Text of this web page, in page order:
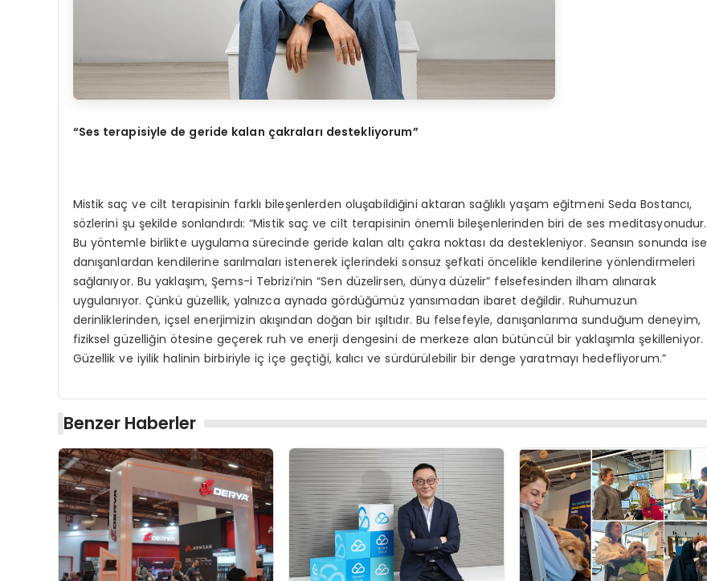
“Ses terapisiyle de geride kalan çakraları destekliyorum”
Mistik saç ve cilt terapisinin farklı bileşenlerden oluşabildiğini aktaran sağlıklı yaşam eğitmeni Seda Bostancı,
sözlerini şu şekilde sonlandırdı: “Mistik saç ve cilt terapisinin önemli bileşenlerinden biri de ses meditasyonudur.
Bu yöntemle birlikte uygulama sürecinde geride kalan altı çakra noktası da destekleniyor. Seansın sonunda ise
danışanlardan kendilerine sarılmaları istenerek içlerindeki sonsuz şefkati öncelikle kendilerine yönlendirmeleri
sağlanıyor. Bu yaklaşım, Şems-i Tebrizi’nin “Sen düzelirsen, dünya düzelir” felsefesinden ilham alınarak
uygulanıyor. Çünkü güzellik, yalnızca aynada gördüğümüz yansımadan ibaret değildir. Ruhumuzun
derinliklerinden, içsel enerjimizin akışından doğan bir ışıltıdır. Bu felsefeyle, danışanlarıma sunduğum deneyim,
fiziksel güzelliğin ötesine geçerek ruh ve enerji dengesini de merkeze alan bütüncül bir yaklaşımla şekilleniyor.
Güzellik ve iyilik halinin birbiriyle iç içe geçtiği, kalıcı ve sürdürülebilir bir denge yaratmayı hedefliyorum.”
Benzer Haberler